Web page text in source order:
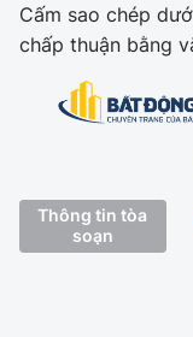
Cấm sao chép
chấp thuận bằng
Thông tin tòa
soạn